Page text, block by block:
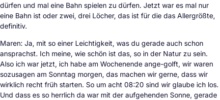
dürfen und mal eine Bahn spielen zu dürfen. Jetzt war es mal nur
eine Bahn ist oder zwei, drei Löcher, das ist für die das Allergrößte,
definitiv.
Maren: Ja, mit so einer Leichtigkeit, was du gerade auch schon
ansprachst. Ich meine, wie schön ist das, so in der Natur zu sein.
Also ich war jetzt, ich habe am Wochenende ange-golft, wir waren
sozusagen am Sonntag morgen, das machen wir gerne, dass wir
wirklich recht früh starten. So um acht 08:20 sind wir glaube ich los.
Und dass es so herrlich da war mit der aufgehenden Sonne, gerade